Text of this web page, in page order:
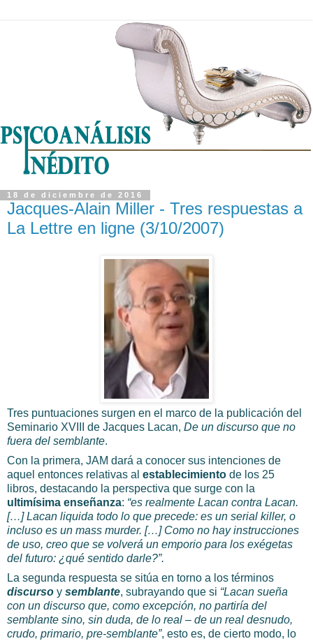
18 de diciembre de 2016
Jacques-Alain Miller - Tres respuestas a
La Lettre en ligne (3/10/2007)
Tres puntuaciones surgen en el marco de la publicación del
Seminario XVIII de Jacques Lacan, De un discurso que no
fuera del semblante.
Con la primera, JAM dará a conocer sus intenciones de
aquel entonces relativas al establecimiento de los 25
libros, destacando la perspectiva que surge con la
ultimísima enseñanza: “es realmente Lacan contra Lacan.
[…] Lacan liquida todo lo que precede: es un serial killer, o
incluso es un mass murder. […] Como no hay instrucciones
de uso, creo que se volverá un emporio para los exégetas
del futuro: ¿qué sentido darle?”.
La segunda respuesta se sitúa en torno a los términos
discurso y semblante, subrayando que si “Lacan sueña
con un discurso que, como excepción, no partiría del
semblante sino, sin duda, de lo real – de un real desnudo,
crudo, primario, pre-semblante”, esto es, de cierto modo, lo